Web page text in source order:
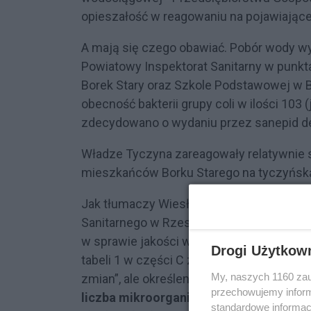
opieszałość w reagowaniu na
A mają się czego obawiać. Pobór wody
Powiatowy Inspektorat Sanitarny w
Borek Stary oraz Szkole Podstawowej w
obecność bakterii grupy coli w ilości 103
zdecydowano o wydaniu przez sanepid
Władze Tyczyna zareagowały
mieszkańców Borku Starego na
Jak tłumaczy Wiesław Kwater zastępca
Sanitarnego w Rzeszowie "zgodnie z
w sprawie jakości wody przeznaczonej
tabeli 1 w części C załącznika nr 3),
zmian”, ale określenie to opatrzone jest
liczba mikroorganizmów nie
Drogi
My, naszych 1160
przechowujemy
standardowe